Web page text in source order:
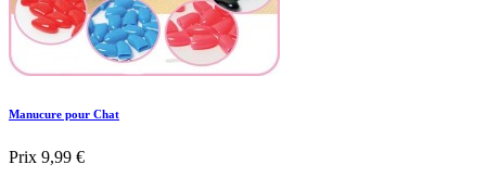
Manucure pour Chat
Prix 9,99 €